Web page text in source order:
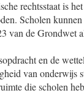
rechtsstaat is
Scholen
van de Grondwet
en de
van onderwijs
die scholen